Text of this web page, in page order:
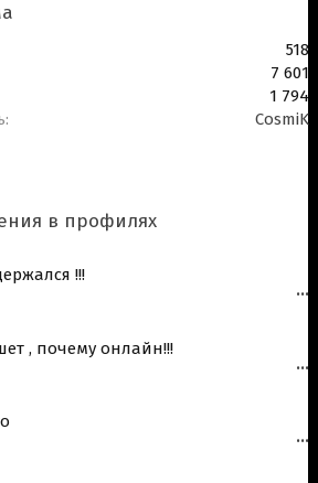
518
7 601
1 794
CosmiK
в профилях
!!!
•••
, почему онлайн!!!
•••
•••